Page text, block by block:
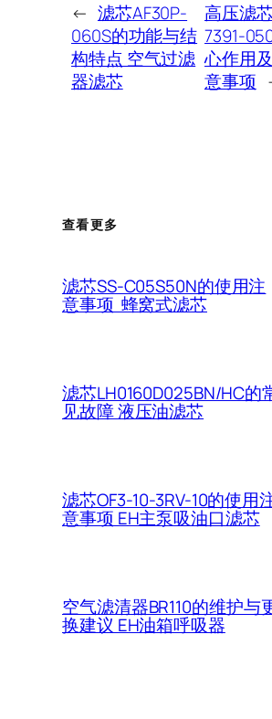
← 滤芯AF30P-
060S的功能与结
构特点 空气过滤
器滤芯
高压滤
7391-
心作用
意事项
查看更多
滤芯SS-C05S50N的使用注
意事项 蜂窝式滤芯
滤芯LH0160D025BN/HC的
见故障 液压油滤芯
滤芯OF3-10-3RV-10的使用
意事项 EH主泵吸油口滤芯
空气滤清器BR110的维护与
换建议 EH油箱呼吸器